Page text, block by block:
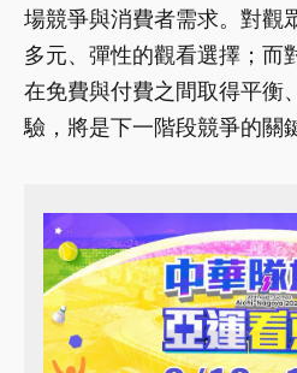
場競爭與消費者需求。對觀
多元、彈性的觀看選擇；而
在免費與付費之間取得平衡
驗，將是下一階段競爭的關